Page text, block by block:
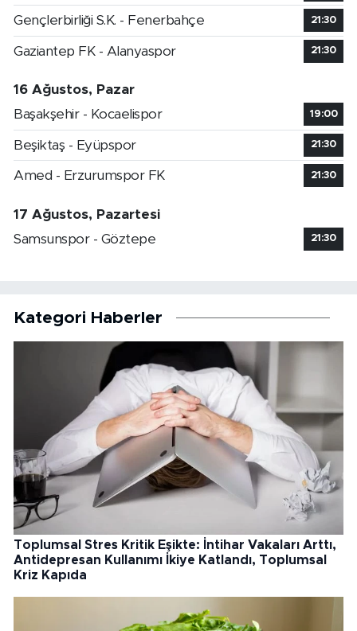
Gençlerbirliği S.K. - Fenerbahçe 21:30
Gaziantep FK - Alanyaspor 21:30
16 Ağustos, Pazar
Başakşehir - Kocaelispor
19:00
Beşiktaş - Eyüpspor 21:30
Amed - Erzurumspor FK 21:30
17 Ağustos, Pazartesi
Samsunspor - Göztepe
21:30
Kategori Haberler
Toplumsal Stres Kritik Eşikte: İntihar Vakaları Arttı,
Antidepresan Kullanımı İkiye Katlandı, Toplumsal
Kriz Kapıda